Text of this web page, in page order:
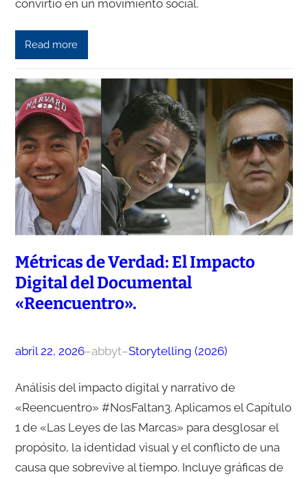
convirtió en un movimiento social.
Read more
Métricas de Verdad: El Impacto
Digital del Documental
«Reencuentro».
abril 22, 2026–abbyt–Storytelling (2026)
Análisis del impacto digital y narrativo de
«Reencuentro» #NosFaltan3. Aplicamos el Capítulo
1 de «Las Leyes de las Marcas» para desglosar el
propósito, la identidad visual y el conflicto de una
causa que sobrevive al tiempo. Incluye gráficas de